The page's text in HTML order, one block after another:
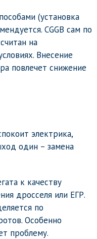
(установка
CGGB сам по
на
Внесение
повлечет снижение
электрика,
один – замена
к качеству
дросселя или ЕГР.
по
Особенно
проблему.